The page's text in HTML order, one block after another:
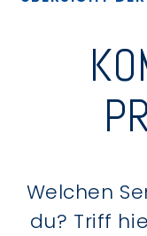
Welchen
du? Triff